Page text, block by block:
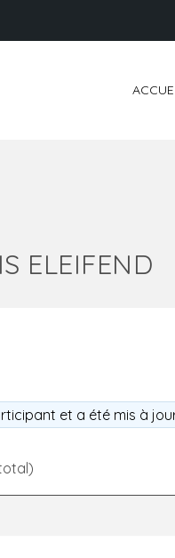
ELEIFEND
et a été mis à